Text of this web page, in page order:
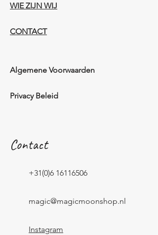
WIE ZIJN WIJ​​
CONTACT
Algemene Voorwaarden
Privacy Beleid
Contact
+31(0)6 16116506
magic@magicmoonshop.nl
Instagram